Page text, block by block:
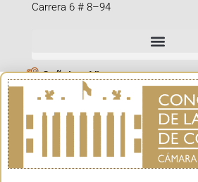
Carrera 6 # 8–94
Señal en Vivo
Facebook_@CamaraColombia
Instagram_@CamaraColombia
X_@CamaraColombia
Youtube_@CamaraColombia